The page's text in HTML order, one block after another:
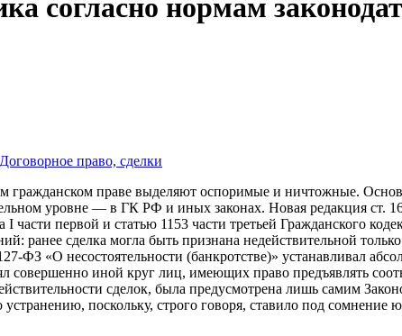
согласно нормам
Договорное право, сделки
гражданском праве выделяют оспоримые и ничтожные.
уровне — в ГК РФ и иных законах. Новая редакция ст.
первой и статью 1153 части третьей Гражданского
ранее сделка могла быть признана недействительной
ФЗ «О несостоятельности (банкротстве)» устанавливал
совершенно иной круг лиц, имеющих право предъявлять
сделок, была предусмотрена лишь самим
поскольку, строго говоря, ставило под